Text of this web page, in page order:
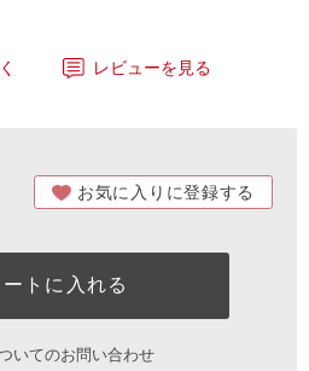
レビューを見る
お気に入りに登録する
ートに入れる
いてのお問い合わせ